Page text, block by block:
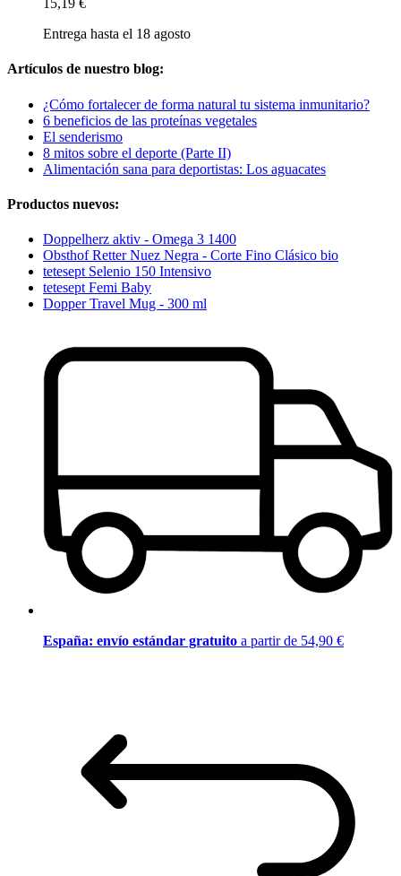
15,19 €
Entrega hasta el 18 agosto
Artículos de nuestro blog:
¿Cómo fortalecer de forma natural tu sistema inmunitario?
6 beneficios de las proteínas vegetales
El senderismo
8 mitos sobre el deporte (Parte II)
Alimentación sana para deportistas: Los aguacates
Productos nuevos:
Doppelherz aktiv - Omega 3 1400
Obsthof Retter Nuez Negra - Corte Fino Clásico bio
tetesept Selenio 150 Intensivo
tetesept Femi Baby
Dopper Travel Mug - 300 ml
España: envío estándar gratuito a partir de 54,90 €